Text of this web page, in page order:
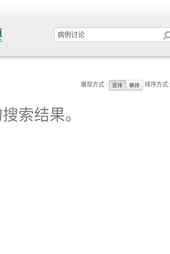
展现方式 : 竖排 横排 排序方式:
索结果。